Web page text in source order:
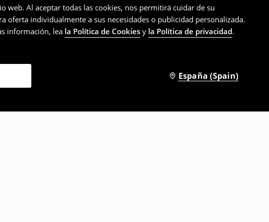
web. Al aceptar todas las cookies, nos permitirá cuidar de su
oferta individualmente a sus necesidades o publicidad personalizada.
información, lea la Política de Cookies y la Política de privacidad.
España (Spain)